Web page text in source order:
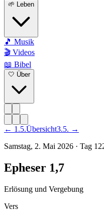
🌱 Leben
🎵 Musik
🎬 Videos
📖 Bibel
🤍 Über
← 1 .5.Übersicht3.5. →
Samstag, 2. Mai 2026 · Tag
Epheser 1,7
Erlösung und Vergebung
Vers